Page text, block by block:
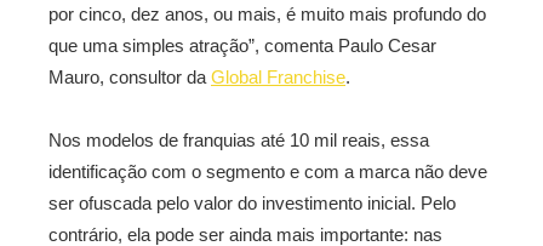
por cinco, dez anos, ou mais, é muito mais profundo do
que uma simples atração”, comenta Paulo Cesar
Mauro, consultor da Global Franchise.
Nos modelos de franquias até 10 mil reais, essa
identificação com o segmento e com a marca não deve
ser ofuscada pelo valor do investimento inicial. Pelo
contrário, ela pode ser ainda mais importante: nas